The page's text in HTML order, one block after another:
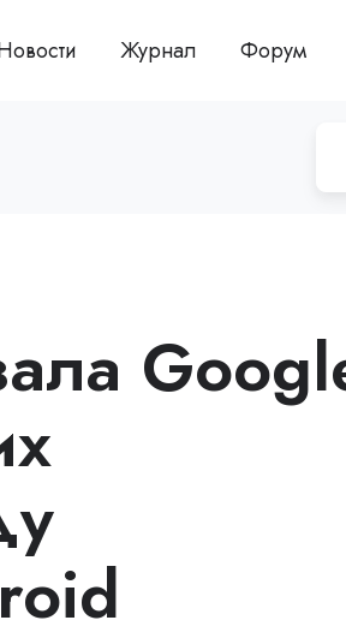
Журнал Форум